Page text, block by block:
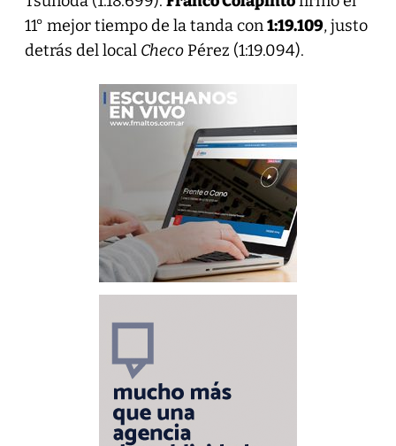
11° mejor tiempo de la tanda con1:19.109, justo
detrás del local ChecoPérez (1:19.094).